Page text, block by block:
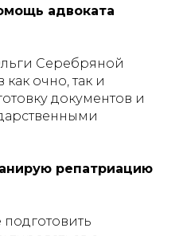
адвоката
Серебряной
очно, так и
документов и
репатриацию
подготовить